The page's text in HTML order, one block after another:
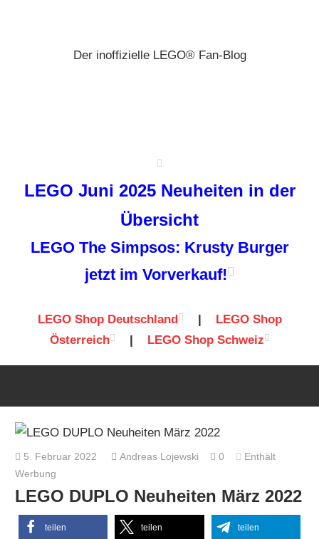
Der inoffizielle LEGO® Fan-Blog
LEGO Juni 2025 Neuheiten in der
Übersicht
LEGO The Simpsos: Krusty Burger
jetzt im Vorverkauf!
LEGO Shop Deutschland | LEGO Shop
Österreich
| LEGO Shop Schweiz
5. Februar 2022 Andreas Lojewski 0
Enthält
Werbung
LEGO DUPLO Neuheiten März 2022
teilen teilen teilen